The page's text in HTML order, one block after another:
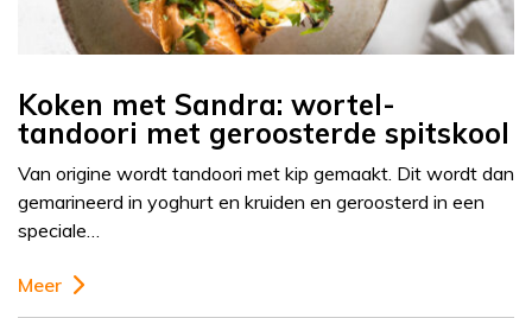
Koken met Sandra: wortel-
tandoori met geroosterde spitskool
Van origine wordt tandoori met kip gemaakt. Dit wordt dan
gemarineerd in yoghurt en kruiden en geroosterd in een
speciale…
Meer